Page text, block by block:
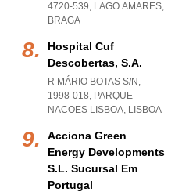
4720-539, LAGO AMARES,
BRAGA
Hospital Cuf
Descobertas, S.a.
R MÁRIO BOTAS S/N,
1998-018, PARQUE
NACOES LISBOA, LISBOA
Acciona Green
Energy Developments
S.l. Sucursal Em
Portugal